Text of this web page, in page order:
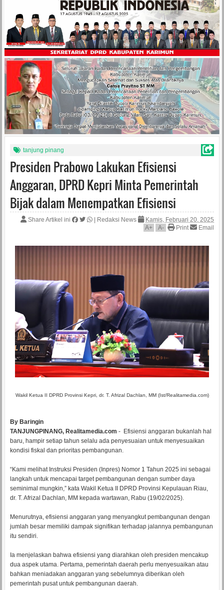
tanjung pinang
Presiden Prabowo Lakukan Efisiensi
Anggaran, DPRD Kepri Minta Pemerintah
Bijak dalam Menempatkan Efisiensi
Share Artikel ini Redaksi News
Kamis, Februari 20, 2025
A+ A- Print Email
Wakil Ketua II DPRD Provinsi Kepri, dr. T. Afrizal Dachlan, MM (Ist/Realitamedia.com)
By Baringin
TANJUNGPINANG, Realitamedia.com - Efisiensi anggaran bukanlah hal
baru, hampir setiap tahun selalu ada penyesuaian untuk menyesuaikan
kondisi fiskal dan prioritas pembangunan.
“Kami melihat Instruksi Presiden (Inpres) Nomor 1 Tahun 2025 ini sebagai
langkah untuk mencapai target pembangunan dengan sumber daya
seminimal mungkin,” kata Wakil Ketua II DPRD Provinsi Kepulauan Riau,
dr. T. Afrizal Dachlan, MM kepada wartawan, Rabu (19/02/2025).
Menurutnya, efisiensi anggaran yang menyangkut pembangunan dengan
jumlah besar memiliki dampak signifikan terhadap jalannya pembangunan
itu sendiri.
Ia menjelaskan bahwa efisiensi yang diarahkan oleh presiden mencakup
dua aspek utama. Pertama, pemerintah daerah perlu menyesuaikan atau
bahkan meniadakan anggaran yang sebelumnya diberikan oleh
pemerintah pusat untuk pembangunan daerah.